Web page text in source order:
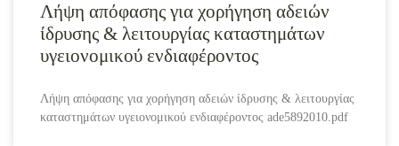
Λήψη απόφασης για χορήγηση αδειών
ίδρυσης & λειτουργίας καταστημάτων
υγειονομικού ενδιαφέροντος
Λήψη απόφασης για χορήγηση αδειών ίδρυσης & λειτουργίας
καταστημάτων υγειονομικού ενδιαφέροντος ade5892010.pdf